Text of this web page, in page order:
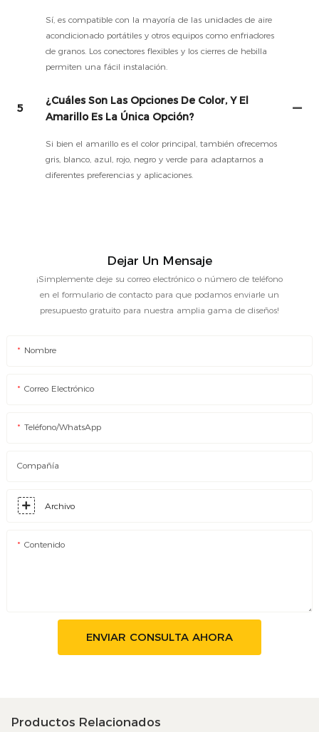
Sí, es compatible con la mayoría de las unidades de aire
acondicionado portátiles y otros equipos como enfriadores
de granos. Los conectores flexibles y los cierres de hebilla
permiten una fácil instalación.
5
¿Cuáles Son Las Opciones De Color, Y El
Amarillo Es La Única Opción?
Si bien el amarillo es el color principal, también ofrecemos
gris, blanco, azul, rojo, negro y verde para adaptarnos a
diferentes preferencias y aplicaciones.
Dejar Un Mensaje
¡Simplemente deje su correo electrónico o número de teléfono
en el formulario de contacto para que podamos enviarle un
presupuesto gratuito para nuestra amplia gama de diseños!
Nombre
Correo Electrónico
Teléfono/WhatsApp
Compañía
Archivo
Contenido
ENVIAR CONSULTA AHORA
Productos Relacionados